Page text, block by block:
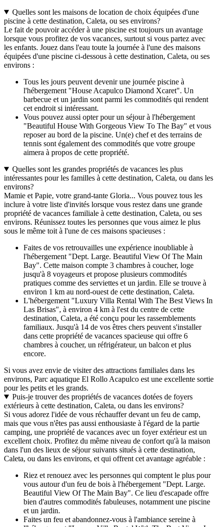
Quelles sont les maisons de location de choix équipées d'une
piscine à cette destination, Caleta, ou ses environs?
Le fait de pouvoir accéder à une piscine est toujours un avantage
lorsque vous profitez de vos vacances, surtout si vous partez avec
les enfants. Jouez dans l'eau toute la journée à l'une des maisons
équipées d'une piscine ci-dessous à cette destination, Caleta, ou ses
environs :
Tous les jours peuvent devenir une journée piscine à
l'hébergement "House Acapulco Diamond Xcaret". Un
barbecue et un jardin sont parmi les commodités qui rendent
cet endroit si intéressant.
Vous pouvez aussi opter pour un séjour à l'hébergement
"Beautiful House With Gorgeous View To The Bay" et vous
reposer au bord de la piscine. Un(e) chef et des terrains de
tennis sont également des commodités que votre groupe
aimera à propos de cette propriété.
Quelles sont les grandes propriétés de vacances les plus
intéressantes pour les familles à cette destination, Caleta, ou dans les
environs?
Mamie et Papie, votre grand-tante Gloria... Vous pouvez tous les
inclure à votre liste d'invités lorsque vous restez dans une grande
propriété de vacances familiale à cette destination, Caleta, ou ses
environs. Réunissez toutes les personnes que vous aimez le plus
sous le même toit à l'une de ces maisons spacieuses :
Faites de vos retrouvailles une expérience inoubliable à
l'hébergement "Dept. Large. Beautiful View Of The Main
Bay". Cette maison compte 3 chambres à coucher, loge
jusqu'à 8 voyageurs et propose plusieurs commodités
pratiques comme des serviettes et un jardin. Elle se trouve à
environ 1 km au nord-ouest de cette destination, Caleta.
L'hébergement "Luxury Villa Rental With The Best Views In
Las Brisas", à environ 4 km à l'est du centre de cette
destination, Caleta, a été conçu pour les rassemblements
familiaux. Jusqu'à 14 de vos êtres chers peuvent s'installer
dans cette propriété de vacances spacieuse qui offre 6
chambres à coucher, un réfrigérateur, un balcon et plus
encore.
Si vous avez envie de visiter des attractions familiales dans les
environs, Parc aquatique El Rollo Acapulco est une excellente sortie
pour les petits et les grands.
Puis-je trouver des propriétés de vacances dotées de foyers
extérieurs à cette destination, Caleta, ou dans les environs?
Si vous adorez l'idée de vous réchauffer devant un feu de camp,
mais que vous n'êtes pas aussi enthousiaste à l'égard de la partie
camping, une propriété de vacances avec un foyer extérieur est un
excellent choix. Profitez du même niveau de confort qu'à la maison
dans l'un des lieux de séjour suivants situés à cette destination,
Caleta, ou dans les environs, et qui offrent cet avantage agréable :
Riez et renouez avec les personnes qui comptent le plus pour
vous autour d'un feu de bois à l'hébergement "Dept. Large.
Beautiful View Of The Main Bay". Ce lieu d'escapade offre
bien d'autres commodités fabuleuses, notamment une piscine
et un jardin.
Faites un feu et abandonnez-vous à l'ambiance sereine à